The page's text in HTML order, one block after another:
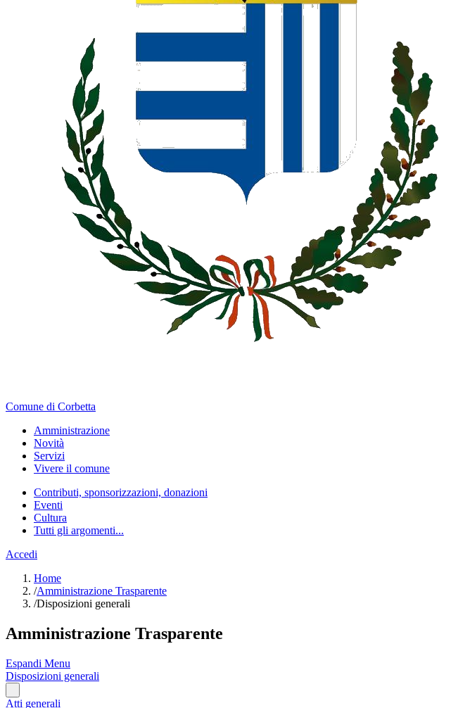
Comune di Corbetta
Amministrazione
Novità
Servizi
Vivere il comune
Contributi, sponsorizzazioni, donazioni
Eventi
Cultura
Tutti gli argomenti...
Accedi
Home
/Amministrazione Trasparente
/Disposizioni generali
Amministrazione Trasparente
Espandi Menu
Disposizioni generali
Atti generali